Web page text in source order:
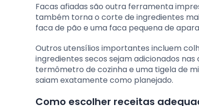
Facas afiadas são outra ferramenta
também torna o corte de ingredientes
faca de pão e uma faca pequena de
Outros utensílios importantes incluem
ingredientes secos sejam adicionados
termômetro de cozinha e uma tigela de
saiam exatamente como planejado.
Como escolher receitas